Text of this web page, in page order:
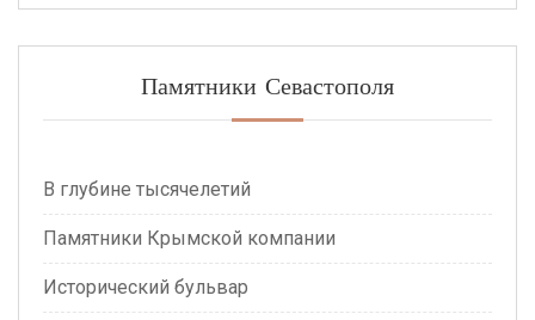
Памятники Севастополя
В глубине тысячелетий
Памятники Крымской компании
Исторический бульвар